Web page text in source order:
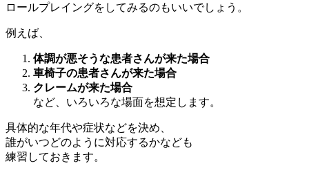
ロールプレイングをしてみるのもいいでしょう。
例えば、
体調が悪そうな患者さんが来た場合
車椅子の患者さんが来た場合
クレームが来た場合
など、いろいろな場面を想定します。
具体的な年代や症状などを決め、
誰がいつどのように対応するかなども
練習しておきます。